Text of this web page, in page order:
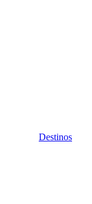
Destinos